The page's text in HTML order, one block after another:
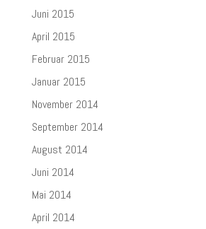
Juni 2015
April 2015
Februar 2015
Januar 2015
November 2014
September 2014
August 2014
Juni 2014
Mai 2014
April 2014